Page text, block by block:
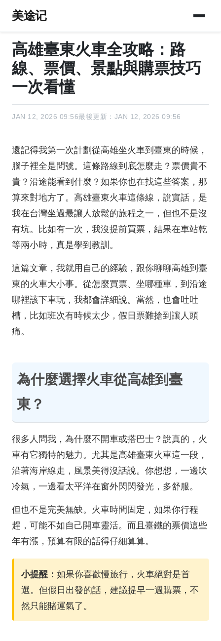
美途记
高雄臺東火車全攻略：路
線、票價、景點與購票技巧
一次看懂
JAN 12, 2026 09:56最後更新：JAN 12, 2026 09:56
還記得我第一次計劃從高雄坐火車到臺東的時候，
腦子裡全是問號。這條路線到底怎麼走？票價貴不
貴？沿途能看到什麼？如果你也在找這些答案，那
算來對地方了。高雄臺東火車這條線，說實話，是
我在台灣坐過最讓人放鬆的旅程之一，但也不是沒
有坑。比如有一次，我沒提前買票，結果在車站乾
等兩小時，真是學到教訓。
這篇文章，我就用自己的經驗，跟你聊聊高雄到臺
東的火車大小事。從怎麼買票、坐哪種車，到沿途
哪裡該下車玩，我都會詳細說。當然，也會吐吐
槽，比如班次有時候太少，假日票難搶到讓人頭
痛。
為什麼選擇火車從高雄到臺
東？
很多人問我，為什麼不開車或搭巴士？說真的，火
車有它獨特的魅力。尤其是高雄臺東火車這一段，
沿著海岸線走，風景美得沒話說。你想想，一邊吹
冷氣，一邊看太平洋在窗外閃閃發光，多舒服。
但也不是完美無缺。火車時間固定，如果你行程
趕，可能不如自己開車靈活。而且臺鐵的票價這些
年有漲，預算有限的話得仔細算算。
小提醒： 如果你喜歡慢旅行，火車絕對是首
選。但假日出發的話，建議提早一週購票，不
然只能賭運氣了。